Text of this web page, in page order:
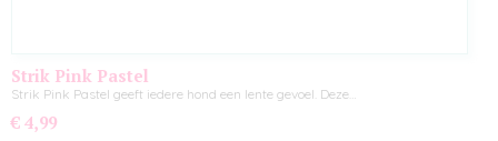
Strik Pink Pastel
Strik Pink Pastel geeft iedere hond een lente gevoel. Deze…
€ 4,99